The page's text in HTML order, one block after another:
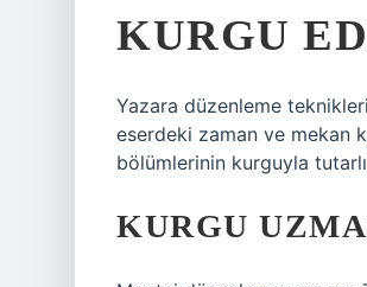
KURGU
Yazara düzenleme
eserdeki zaman ve mekan
bölümlerinin kurguyla
KURGU